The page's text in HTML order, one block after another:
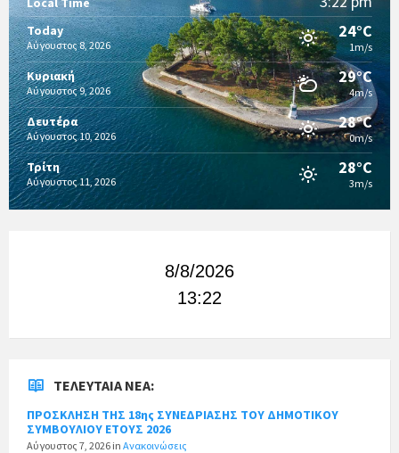
Today
Αύγουστος 8, 2026
24°C
1m/s
Κυριακή
Αύγουστος 9, 2026
29°C
4m/s
Δευτέρα
Αύγουστος 10, 2026
28°C
0m/s
Τρίτη
Αύγουστος 11, 2026
28°C
3m/s
8/8/2026
13:22
ΤΕΛΕΥΤΑΊΑ ΝΈΑ:
ΠΡΟΣΚΛΗΣΗ ΤΗΣ 18ης ΣΥΝΕΔΡΙΑΣΗΣ ΤΟΥ ΔΗΜΟΤΙΚΟΥ
ΣΥΜΒΟΥΛΙΟΥ ΕΤΟΥΣ 2026
Αύγουστος 7, 2026 in Ανακοινώσεις